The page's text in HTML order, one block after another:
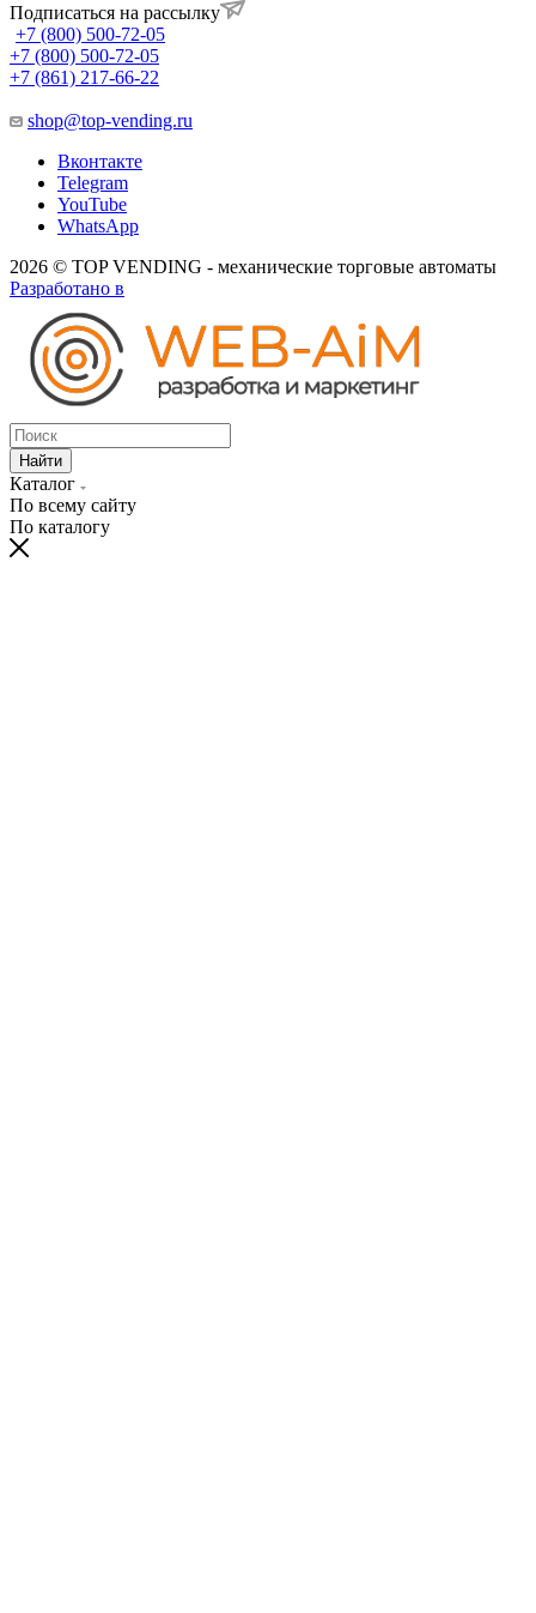
Подписаться на рассылку
+7 (800) 500-72-05
+7 (800) 500-72-05
+7 (861) 217-66-22
shop@top-vending.ru
Вконтакте
Telegram
YouTube
WhatsApp
2026 © TOP VENDING - механические торговые автоматы
Разработано в
Найти
Каталог
По всему сайту
По каталогу